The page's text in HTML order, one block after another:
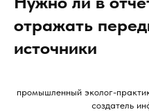
отражать
источники
промышленный эколог-
создатель